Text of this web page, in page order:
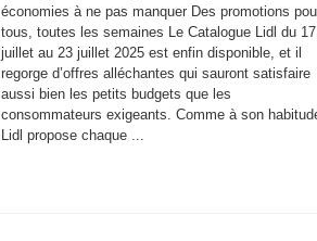
économies à ne pas manquer Des promotions
tous, toutes les semaines Le Catalogue Lidl du 17
juillet au 23 juillet 2025 est enfin disponible, et il
regorge d’offres alléchantes qui sauront satisfaire
aussi bien les petits budgets que les
consommateurs exigeants. Comme à son
Lidl propose chaque ...